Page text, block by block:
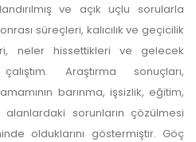
ve açık uçlu sorularla
süreçleri, kalıcılık ve geçicilik
neler hissettikleri ve gelecek
Araştırma sonuçları,
barınma, işsizlik, eğitim,
alanlardaki sorunların çözülmesi
olduklarını göstermiştir. Göç